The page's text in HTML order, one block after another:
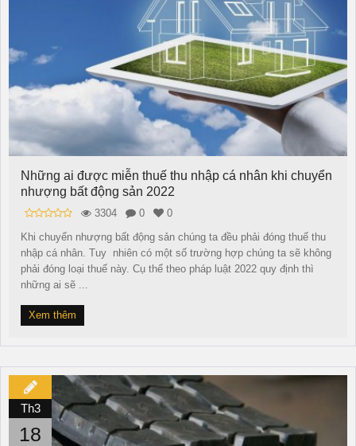
Những ai được miễn thuế thu nhập cá nhân khi chuyển
nhượng bất động sản 2022
3304 0
0
Khi chuyển nhượng bất động sản chúng ta đều phải đóng thuế thu
nhập cá nhân. Tuy nhiên có một số trường hợp chúng ta sẽ không
phải đóng loại thuế này. Cụ thể theo pháp luật 2022 quy định thì
những ai sẽ ...
Xem thêm
Th3
18